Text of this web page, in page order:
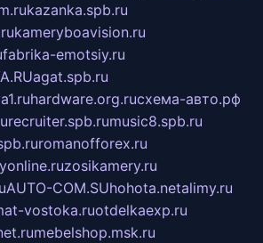
kazanka.spb.ru
kameryboavision.ru
fabrika-emotsiy.ru
agat.spb.ru
hardware.org.ruсхема-авто.рф
recruiter.spb.rumusic8.spb.ru
romanofforex.ru
zosikamery.ru
AUTO-COM.SUhohota.netalimy.ru
vostoka.ruotdelkaexp.ru
mebelshop.msk.ru